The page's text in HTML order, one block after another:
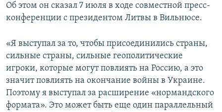
Об этом он сказал 7 июля в ходе совместной пресс-
конференции с президентом Литвы в Вильнюсе.
«Я выступал за то, чтобы присоединились страны,
сильные страны, сильные геополитические
игроки, которые могут повлиять на Россию, а это
значит повлиять на окончание войны в Украине.
Поэтому я выступал за расширение «нормандского
формата». Это может быть еще один параллельный